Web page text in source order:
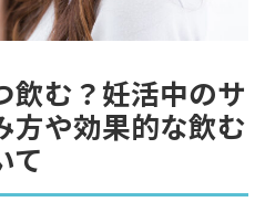
飲む？妊活中のサ
方や効果的な飲む
て